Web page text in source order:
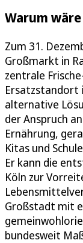
Warum
Zum 31.
Großmarkt in
zentrale
Ersatzstandort
alternative
der Anspruch
Ernährung,
Kitas und
Er kann die
Köln zur
Großstadt mit
bundesweit